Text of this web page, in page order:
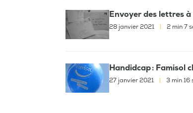
Envoyer des lettres
28 janvier 2021 2 min 7
Handidcap : Famisol
27 janvier 2021 3 min 16